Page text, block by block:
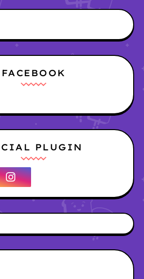
FACEBOOK
PLUGIN